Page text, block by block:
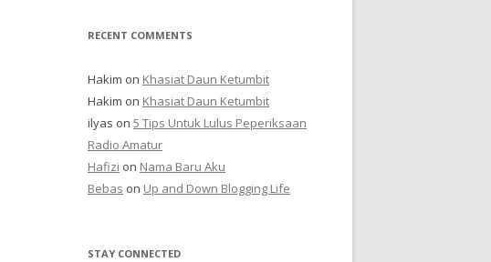
RECENT COMMENTS
Hakim on Khasiat Daun Ketumbit
Hakim on Khasiat Daun Ketumbit
ilyas on 5 Tips Untuk Lulus Peperiksaan
Radio Amatur
Hafizi on Nama Baru Aku
Bebas on Up and Down Blogging Life
STAY CONNECTED